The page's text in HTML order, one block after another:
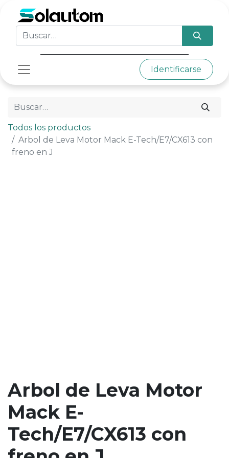
Identificarse
Todos los productos
Arbol de Leva Motor Mack E-Tech/E7/CX613 con
freno en J
Arbol de Leva Motor
Mack E-
Tech/E7/CX613 con